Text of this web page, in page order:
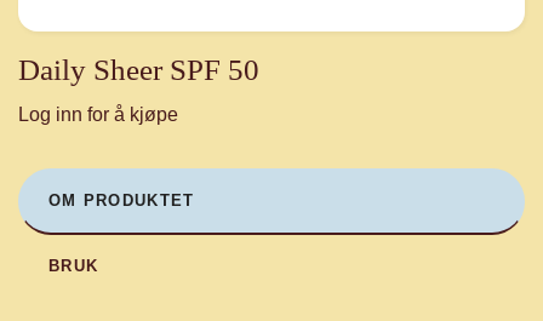
Daily Sheer SPF 50
Log inn for å kjøpe
OM PRODUKTET
BRUK